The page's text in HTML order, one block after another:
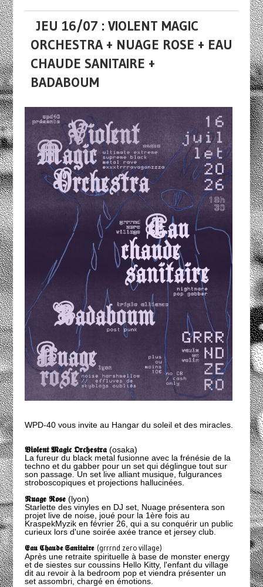
JEU 16/07 : VIOLENT MAGIC
ORCHESTRA + NUAGE ROSE + EAU
CHAUDE SANITAIRE +
BADABOUM
WPD-40 vous invite au Hangar du soleil et des miracles.
𝖁𝖎𝖔𝖑𝖊𝖓𝖙 𝕸𝖆𝖌𝖎𝖈 𝕺𝖗𝖈𝖍𝖊𝖘𝖙𝖗𝖆(osaka)
La fureur du black metal fusionne avec la frénésie de la
techno et du gabber pour un set qui déglingue tout sur
son passage. Un set live alliant musique, fulgurances
stroboscopiques et projections hallucinées.
𝕹𝖚𝖆𝖌𝖊 𝕽𝖔𝖘𝖊(lyon)
Starlette des vinyles en DJ set, Nuage présentera son
projet live de noise, joué pour la 1ère fois au
KraspekMyzik en février 26, qui a su conquérir un public
curieux lors d'une soirée axée trance et jersey club.
𝕰𝖆𝖚 𝕮𝖍𝖆𝖚𝖉𝖊 𝕾𝖆𝖓𝖎𝖙𝖆𝖎𝖗𝖊 (grrrnd zero village)
Après une retraite spirituelle à base de monster energy
et de siestes sur coussins Hello Kitty, l'enfant du village
dit au revoir à la bedroom pop et viendra présenter un
set assombri, chargé en émotions.